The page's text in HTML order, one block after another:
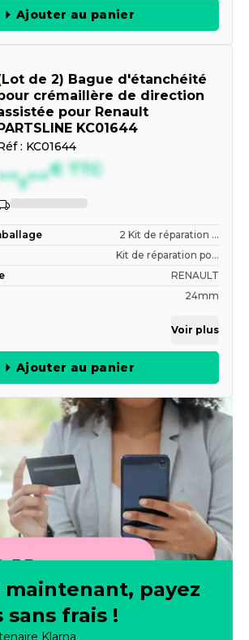
Ajouter au panier
de 2) Bague d'étanchéité
crémaillère de direction
pour Renault
KC01644
: KC01644
,--€TTC
Indisponible
2 Kit de réparation ...
Kit de réparation po...
RENAULT
24mm
Voir plus
Ajouter au panier
maintenant, payez
sans frais !